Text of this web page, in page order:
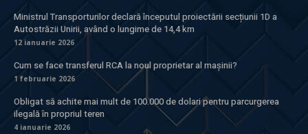
Ministrul Transporturilor declară începutul proiectării secțiunii 1D a
Autostrăzii Unirii, având o lungime de 14,4 km
12 ianuarie 2026
Cum se face transferul RCA la noul proprietar al mașinii?
1 februarie 2026
Obligat să achite mai mult de 100.000 de dolari pentru parcurgerea
ilegală în propriul teren
4 ianuarie 2026